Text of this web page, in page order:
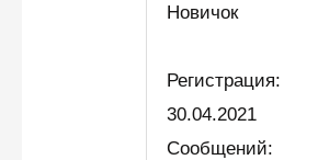
Новичок
Регистрация:
30.04.2021
Сообщений: